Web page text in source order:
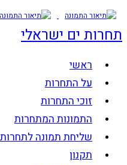
Skip
content
תחרות ים ישראלי
ראשי
על התחרות
זוכי התחרות
התמונות המתחרות
שליחת תמונה לתחרות
תקנון